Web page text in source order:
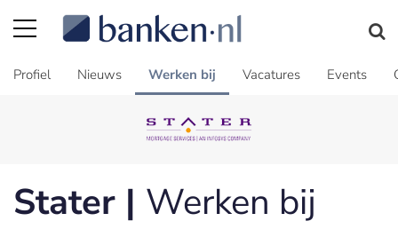
Profiel Nieuws Werken bij Vacatures Events
Stater | Werken bij